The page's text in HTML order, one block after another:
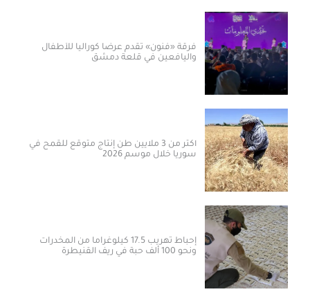
فرقة «فنون» تقدم عرضاً كورالياً للأطفال
واليافعين في قلعة دمشق
أكثر من 3 ملايين طن إنتاج متوقع للقمح في
سوريا خلال موسم 2026
إحباط تهريب 17.5 كيلوغراماً من المخدرات
ونحو 100 ألف حبة في ريف القنيطرة